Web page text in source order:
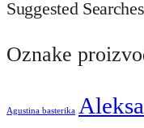
Suggested Searches
Oznake
Agustina basterika